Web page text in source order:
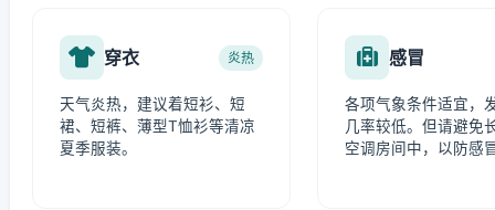
穿衣 炎热
天气炎热，建议着短衫、短
裙、短裤、薄型T恤衫等清凉
夏季服装。
感冒
各项气象条件适宜，
几率较低。但请避免
空调房间中，以防感